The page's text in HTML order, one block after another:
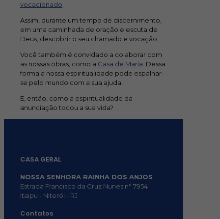
vocacionado.
Assim, durante um tempo de discernimento,
em uma caminhada de oração e escuta de
Deus, descobrir o seu chamado e vocação.
Você também é convidado a colaborar com
as nossas obras, como a Casa de Maria. Dessa
forma a nossa espiritualidade pode espalhar-
se pelo mundo com a sua ajuda!
E, então, como a espiritualidade da
anunciação tocou a sua vida?
CASA GERAL
NOSSA SENHORA RAINHA DOS ANJOS
Estrada Francisco da Cruz Nunes n° 7954
Itaipu - Niterói - RJ
Contatos